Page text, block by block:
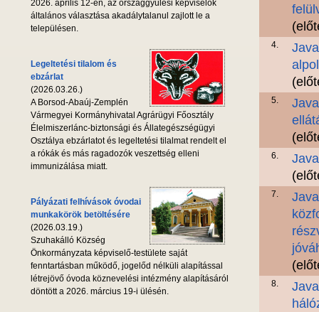
2026. április 12-én, az országgyűlési képviselők
általános választása akadálytalanul zajlott le a
településen.
Legeltetési tilalom és
ebzárlat
(2026.03.26.)
A Borsod-Abaúj-Zemplén
Vármegyei Kormányhivatal Agrárügyi Főosztály
Élelmiszerlánc-biztonsági és Állategészségügyi
Osztálya ebzárlatot és legeltetési tilalmat rendelt el
a rókák és más ragadozók veszettség elleni
immunizálása miatt.
Pályázati felhívások óvodai
munkakörök betöltésére
(2026.03.19.)
Szuhakálló Község
Önkormányzata képviselő-testülete saját
fenntartásban működő, jogelőd nélküli alapítással
létrejövő óvoda köznevelési intézmény alapításáról
döntött a 2026. március 19-i ülésén.
4.
5.
6.
7.
8.